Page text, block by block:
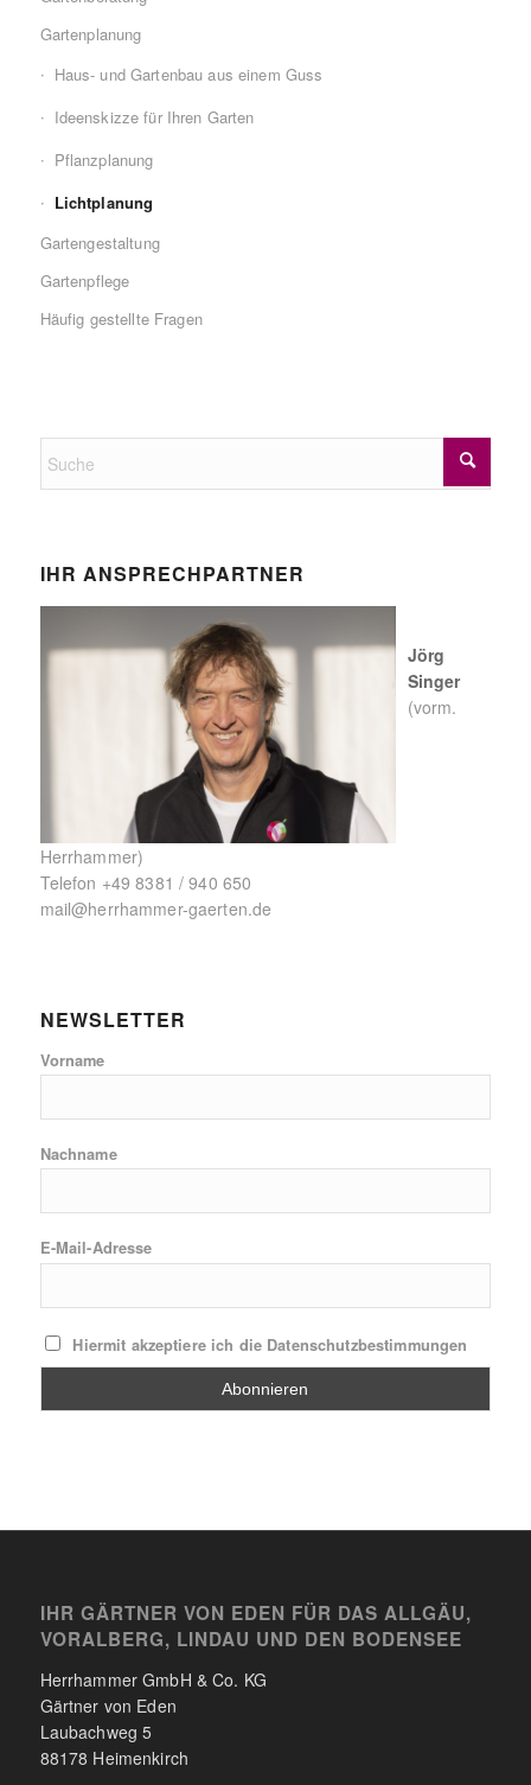
Gartenplanung
Haus- und Gartenbau aus einem Guss
Ideenskizze für Ihren Garten
Pflanzplanung
Lichtplanung
Gartengestaltung
Gartenpflege
Häufig gestellte Fragen
IHR ANSPRECHPARTNER
Jörg
Singer
(vorm.
Herrhammer)
Telefon +49 8381 / 940 650
mail@herrhammer-gaerten.de
NEWSLETTER
Vorname
Nachname
E-Mail-Adresse
Hiermit akzeptiere ich die Datenschutzbestimmungen
IHR GÄRTNER VON EDEN FÜR DAS ALLGÄU,
VORALBERG, LINDAU UND DEN BODENSEE
Herrhammer GmbH & Co. KG
Gärtner von Eden
Laubachweg 5
88178 Heimenkirch